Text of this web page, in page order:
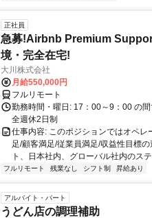
正社員
急募!Airbnb Premium
境・完全在宅!
大川株式会社
月給550,000円
フルリモート
勤務時間・曜日: 17：00～9：00 の
全週休2日制
仕事内容: このポジションではオペ
足/顧客満足/従業員満足/収益性目標
ト、日本社内、グローバル社内のス
フルリモート 残業なし シフト制 昇給あり
アルバイト・パート
うどん店の調理補助